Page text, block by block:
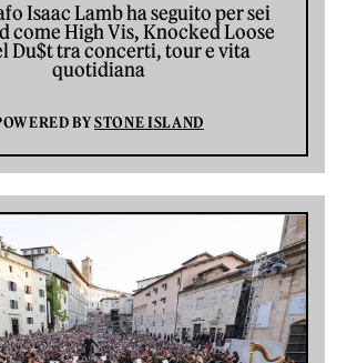
Isaac Lamb ha seguito per sei
come High Vis, Knocked Loose
Du$t tra concerti, tour e vita
quotidiana
BYSTONE ISLAND